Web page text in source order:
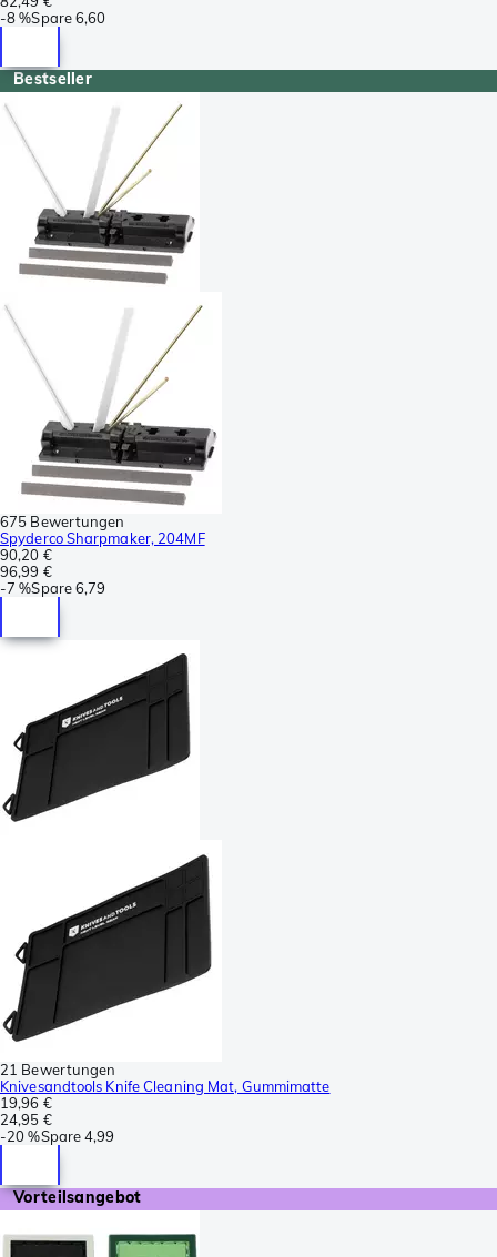
-8 %Spare6,60
Bestseller
675 Bewertungen
Spyderco Sharpmaker, 204MF
90,20 €
96,99 €
-7 %Spare6,79
21 Bewertungen
Knivesandtools Knife Cleaning Mat, Gummimatte
19,96 €
24,95 €
-20 %Spare4,99
Vorteilsangebot